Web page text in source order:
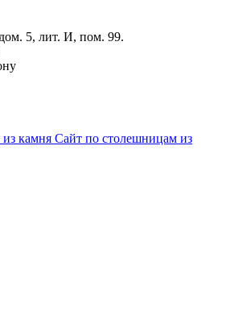
5, лит. И, пом. 99.
камня Сайт по столешницам из